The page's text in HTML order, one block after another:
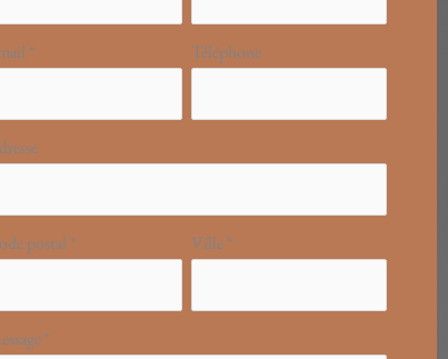
* Téléphone
postal * Ville*
*